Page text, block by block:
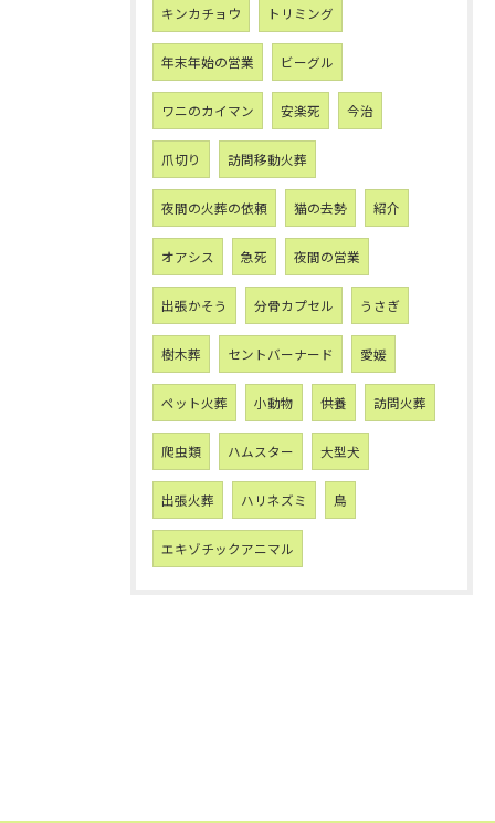
キンカチョウ トリミング
年末年始の営業 ビーグル
ワニのカイマン 安楽死 今治
爪切り 訪問移動火葬
夜間の火葬の依頼 猫の去勢 紹介
オアシス 急死 夜間の営業
出張かそう 分骨カプセル うさぎ
樹木葬 セントバーナード 愛媛
ペット火葬 小動物 供養 訪問火葬
爬虫類 ハムスター 大型犬
出張火葬 ハリネズミ 鳥
エキゾチックアニマル